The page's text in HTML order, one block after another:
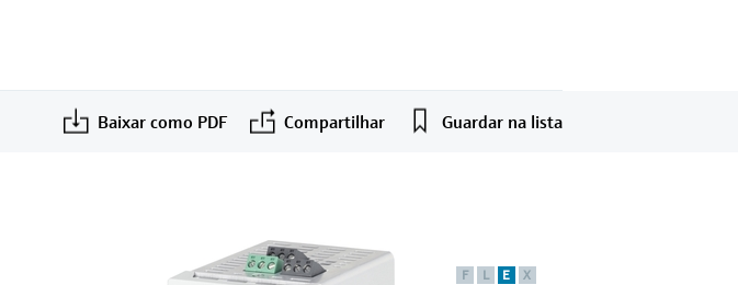
Baixar como PDF Compartilhar Guardar na lista
F L E X